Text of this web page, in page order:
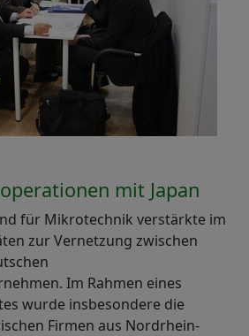
mit Japan
für Mikrotechnik verstärkte im
zur Vernetzung zwischen
Im Rahmen eines
wurde insbesondere die
Firmen aus Nordrhein-